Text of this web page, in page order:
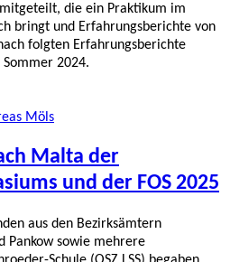
die ein Praktikum im
bringt und Erfahrungsberichte von
folgten Erfahrungsberichte
2024.
Möls
Malta der
und der FOS 2025
aus den Bezirksämtern
Pankow sowie mehrere